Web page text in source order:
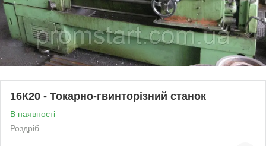
16К20 - Токарно-гвинторізний станок
В наявності
Роздріб